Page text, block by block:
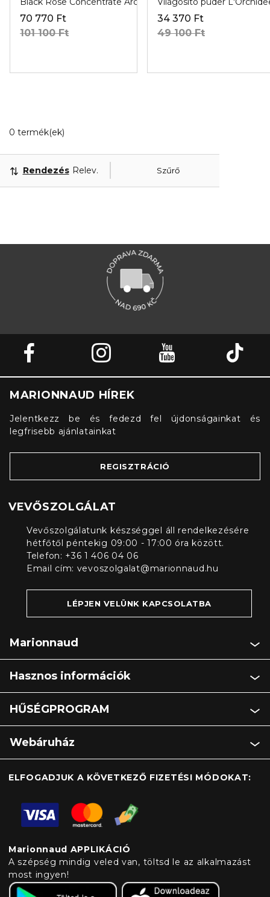
70 770 Ft
101 100 Ft
34 370 Ft
49 100 Ft
0 termék(ek)
Szűrő
Rendezés Releváns
MARIONNAUD HÍREK
Jelentkezz be és fedezd fel újdonságainkat és
legfrisebb ajánlatainkat
REGISZTRÁCIÓ
VEVŐSZOLGÁLAT
Vevőszolgálatunk készséggel áll rendelkezésére
hétfőtől péntekig 09:00 - 17:00 óra között.
Telefon: +36 1 406 04 06
Email cím: vevoszolgalat@marionnaud.hu
LÉPJEN VELÜNK KAPCSOLATBA
Marionnaud
Hasznos információk
HŰSÉGPROGRAM
Webáruház
ELFOGADJUK A KÖVETKEZŐ FIZETÉSI MÓDOKAT:
Marionnaud APPLIKÁCIÓ
A szépség mindig veled van, töltsd le az alkalmazást
most ingyen!